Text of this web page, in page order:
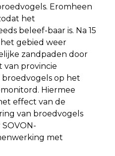
Eromheen
het
beleef-baar is. Na 15
gebied weer
zandpaden door
van provincie
op het
Hiermee
effect van de
van broedvogels
met